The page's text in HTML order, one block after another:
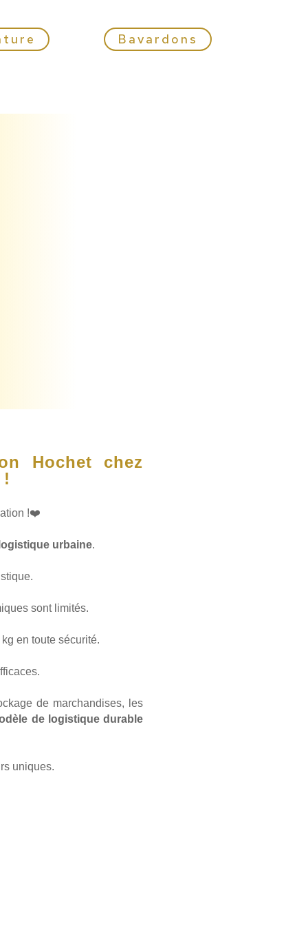
Bavardons
Hochet chez
!❤️
logistique urbaine.
sont limités.
en toute sécurité.
de marchandises, les
de logistique durable
uniques.